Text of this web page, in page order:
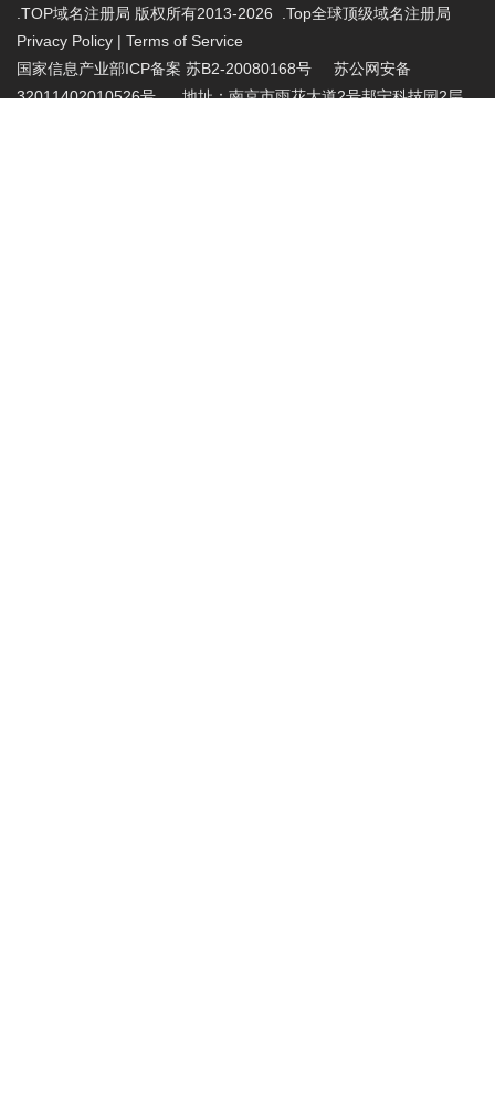
.TOP域名注册局 版权所有2013-2026 .Top全球顶级域名注册局
Privacy Policy | Terms of Service
国家信息产业部ICP备案 苏B2-20080168号 苏公网安备
32011402010526号 地址：南京市雨花大道2号邦宁科技园2层